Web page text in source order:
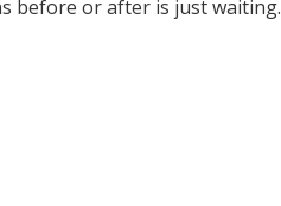
before or after is just